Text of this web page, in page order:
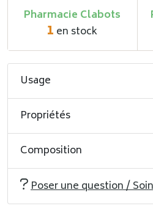
Pharmacie Clabots
1 en stock
Usage
Propriétés
Composition
Poser une question /